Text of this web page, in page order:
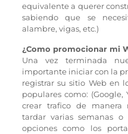
equivalente a querer
sabiendo que se
alambre, vigas, etc.)
¿Como promocionar mi
Una vez terminada
importante iniciar con la
registrar su sitio Web en
populares como: (Google,
crear trafico de manera
tardar varias semanas o
opciones como los